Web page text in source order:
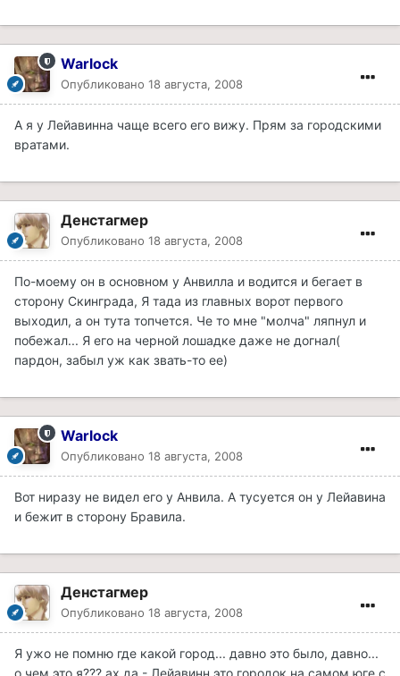
Warlock
Опубликовано 18 августа, 2008
А я у Лейавинна чаще всего его вижу. Прям за городскими
вратами.
Денстагмер
Опубликовано 18 августа, 2008
По-моему он в основном у Анвилла и водится и бегает в
сторону Скинграда, Я тада из главных ворот первого
выходил, а он тута топчется. Че то мне "молча" ляпнул и
побежал... Я его на черной лошадке даже не догнал(
пардон, забыл уж как звать-то ее)
Warlock
Опубликовано 18 августа, 2008
Вот ниразу не видел его у Анвила. А тусуется он у Лейавина
и бежит в сторону Бравила.
Денстагмер
Опубликовано 18 августа, 2008
Я ужо не помню где какой город... давно это было, давно...